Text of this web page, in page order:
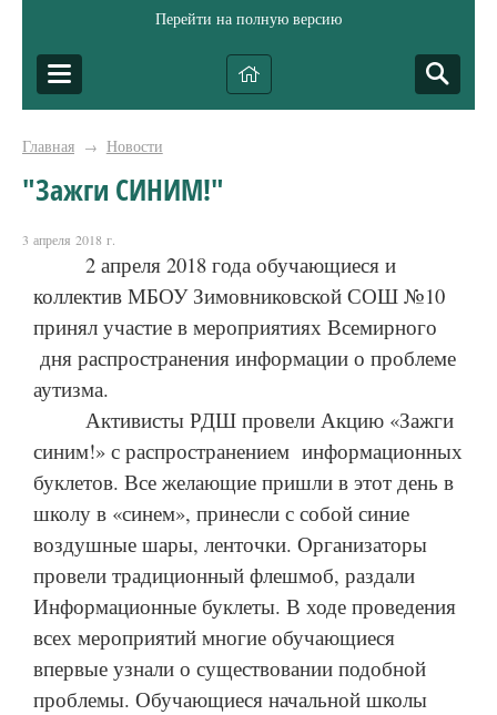
Перейти на полную версию
Главная → Новости
"Зажги СИНИМ!"
3 апреля 2018 г.
2 апреля 2018 года обучающиеся и
коллектив МБОУ Зимовниковской СОШ №10
принял участие в мероприятиях Всемирного
дня распространения информации о проблеме
аутизма.
Активисты РДШ провели Акцию «Зажги
синим!» с распространением информационных
буклетов. Все желающие пришли в этот день в
школу в «синем», принесли с собой синие
воздушные шары, ленточки. Организаторы
провели традиционный флешмоб, раздали
Информационные буклеты. В ходе проведения
всех мероприятий многие обучающиеся
впервые узнали о существовании подобной
проблемы. Обучающиеся начальной школы